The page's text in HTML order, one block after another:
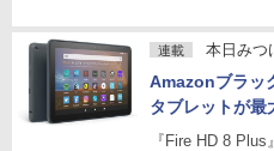
連載 本日みつ
Amazonブラッ
タブレットが最
『Fire HD 8